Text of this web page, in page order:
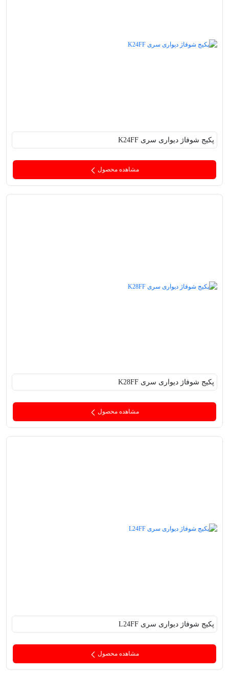
پکیج‌ شوفاژ دیواری سری K24FF
مشاهده محصول
پکیج‌ شوفاژ دیواری سری K28FF
مشاهده محصول
پکیج‌ شوفاژ دیواری سری L24FF
مشاهده محصول